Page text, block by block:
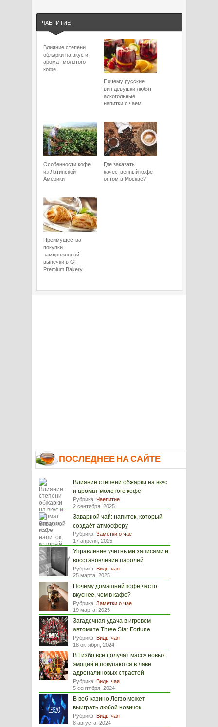
ЧАЕПИТИЕ
Влияние степени
обжарки на вкус и
аромат молотого
кофе
Почему русские
вип девушки любят
алкогольные
напитки с чаем
Особенности кофе
из Латинской
Америки
Где заказать
качественный кофе
оптом в Москве?
Преимущества
покупки
замороженной
выпечки в GF
Premium Bakery
ПОСЛЕДНЕЕ НА САЙТЕ
Влияние степени обжарки на вкус
и аромат молотого кофе
Рубрика: Чаепитие
2 сентября, 2025
Заварной чай: напиток, который
создаёт атмосферу
Рубрика: Заметки о чае
17 апреля, 2025
Управление учетными записями и
восстановление паролей
Рубрика: Виды чая
25 марта, 2025
Почему домашний кофе часто
вкуснее, чем в кафе?
Рубрика: Заметки о чае
19 марта, 2025
Загадочная удача в игровом
автомате Three Star Fortune
Рубрика: Виды чая
18 октября, 2024
В Гизбо все получат массу новых
эмоций и покупаются в лаве
адреналиновых страстей
Рубрика: Виды чая
5 сентября, 2024
В веб-казино Легзо может
выиграть любой новичок
Рубрика: Виды чая
8 августа, 2024